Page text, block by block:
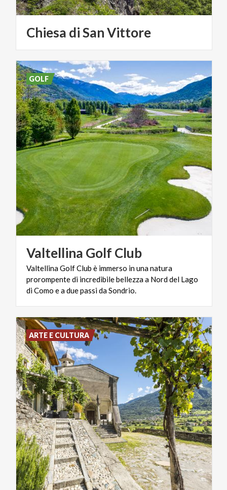
Chiesa diSanVittore
Valtellina Golf Club
Valtellina Golf Club è immerso in una natura
prorompente di incredibile bellezza a Nord del Lago
di Como e a due passi da Sondrio.
GOLF
ARTE E CULTURA